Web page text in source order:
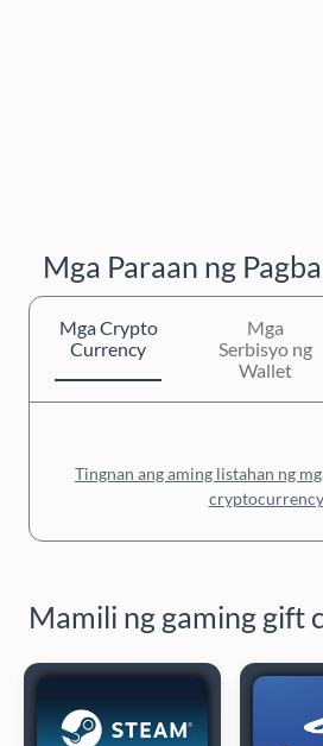
Mga Paraan ng
Mga Crypto
Currency
Mga
Serbisyo ng
Wallet
Tingnan ang aming listahan ng
cryptocurrency
Mamili ng gaming gift